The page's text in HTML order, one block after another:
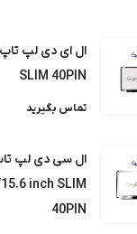
ال ای دی لپ تاپ
SLIM 40PIN
تماس بگیرید
ال سی دی لپ
inch SLIM
40PIN